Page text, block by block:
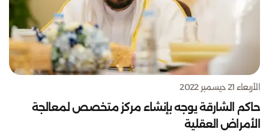
الأربعاء 21 ديسمبر 2022
حاكم الشارقة يوجه بإنشاء مركز متخصص لمعالجة
الأمراض العقلية